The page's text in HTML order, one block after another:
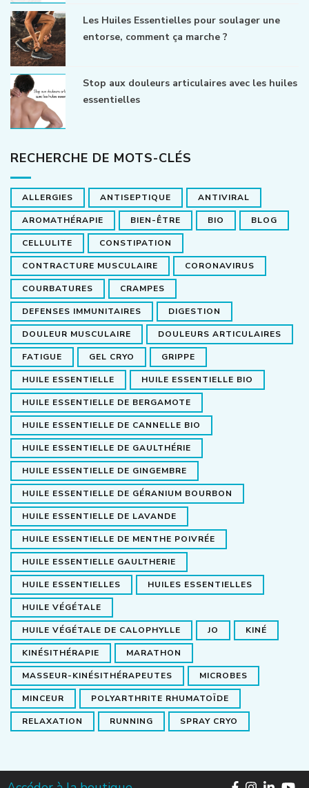
Les Huiles Essentielles pour soulager une
entorse, comment ça marche ?
Stop aux douleurs articulaires avec les huiles
essentielles
RECHERCHE DE MOTS-CLÉS
ALLERGIES ANTISEPTIQUE ANTIVIRAL
AROMATHÉRAPIE BIEN-ÊTRE BIO BLOG
CELLULITE CONSTIPATION
CONTRACTURE MUSCULAIRE CORONAVIRUS
COURBATURES CRAMPES
DEFENSES IMMUNITAIRES DIGESTION
DOULEUR MUSCULAIRE DOULEURS ARTICULAIRES
FATIGUE GEL CRYO GRIPPE
HUILE ESSENTIELLE HUILE ESSENTIELLE BIO
HUILE ESSENTIELLE DE BERGAMOTE
HUILE ESSENTIELLE DE CANNELLE BIO
HUILE ESSENTIELLE DE GAULTHÉRIE
HUILE ESSENTIELLE DE GINGEMBRE
HUILE ESSENTIELLE DE GÉRANIUM BOURBON
HUILE ESSENTIELLE DE LAVANDE
HUILE ESSENTIELLE DE MENTHE POIVRÉE
HUILE ESSENTIELLE GAULTHERIE
HUILE ESSENTIELLES HUILES ESSENTIELLES
HUILE VÉGÉTALE
HUILE VÉGÉTALE DE CALOPHYLLE JO KINÉ
KINÉSITHÉRAPIE MARATHON
MASSEUR-KINÉSITHÉRAPEUTES MICROBES
MINCEUR POLYARTHRITE RHUMATOÏDE
RELAXATION RUNNING SPRAY CRYO